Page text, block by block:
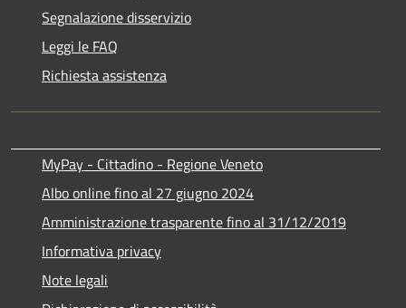
Segnalazione disservizio
Leggi le FAQ
Richiesta assistenza
MyPay - Cittadino - Regione Veneto
Albo online fino al 27 giugno 2024
Amministrazione trasparente fino al 31/12/2019
Informativa privacy
Note legali